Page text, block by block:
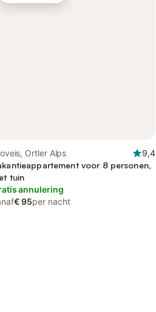
Ortler Alps
9,4
voor 8 personen,
tuin
annulering
€ 95per nacht